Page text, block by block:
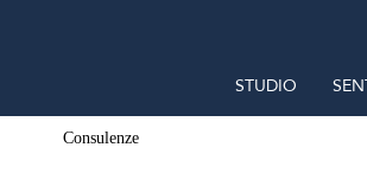
STUDIO
Consulenze